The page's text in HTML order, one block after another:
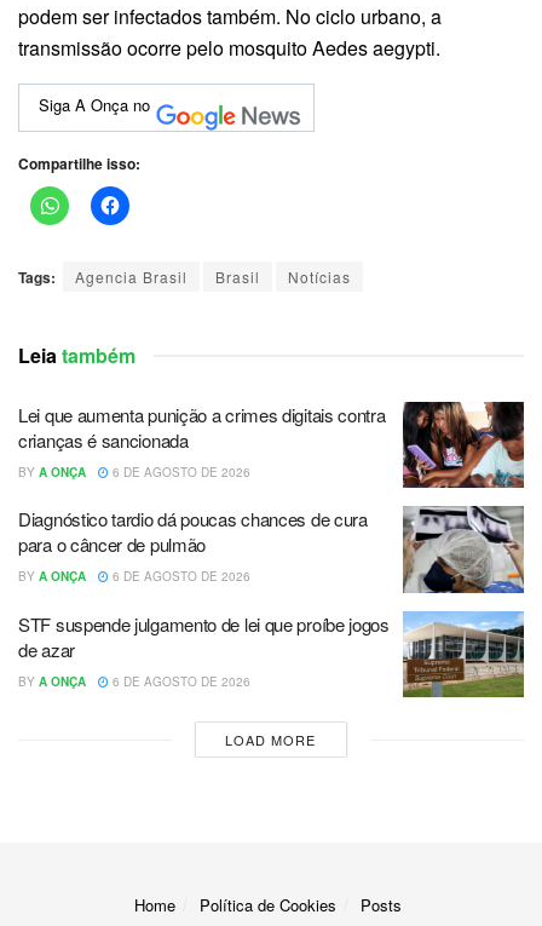
podem ser infectados também. No ciclo urbano, a
transmissão ocorre pelo mosquito Aedes aegypti.
Siga A Onça no
Compartilhe isso:
Tags: Agencia Brasil Brasil Notícias
Leia também
Lei que aumenta punição a crimes digitais contra
crianças é sancionada
BY A ONÇA 6 DE AGOSTO DE 2026
Diagnóstico tardio dá poucas chances de cura
para o câncer de pulmão
BY A ONÇA 6 DE AGOSTO DE 2026
STF suspende julgamento de lei que proíbe jogos
de azar
BY A ONÇA 6 DE AGOSTO DE 2026
LOAD MORE
Home Política de Cookies Posts